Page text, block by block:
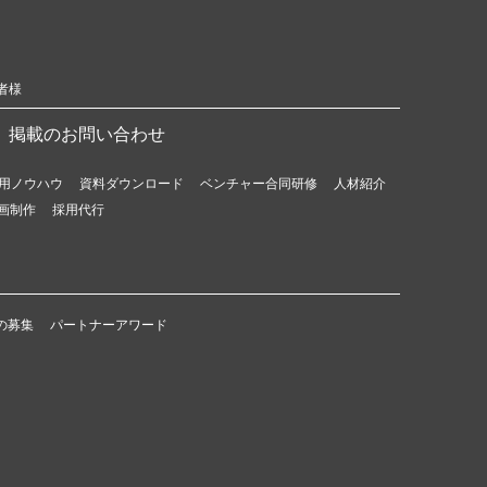
様
掲載のお問い合わせ
ノウハウ 資料ダウンロード ベンチャー合同研修
人材紹介
制作
採用代行
募集 パートナーアワード